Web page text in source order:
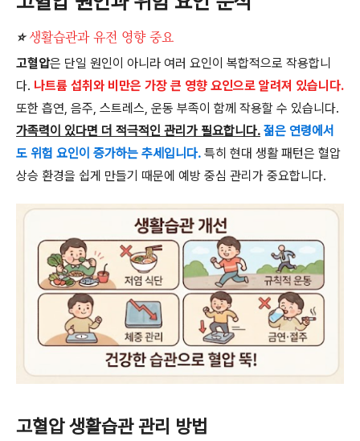
⭐생활습관과 유전 영향 중요
고혈압은 단일 원인이 아니라 여러 요인이 복합적으로 작용합니
다. 나트륨 섭취와 비만은 가장 큰 영향 요인으로 알려져 있습니다.
또한 흡연, 음주, 스트레스, 운동 부족이 함께 작용할 수 있습니다.
가족력이 있다면 더 적극적인 관리가 필요합니다. 젊은 연령에서
도 위험 요인이 증가하는 추세입니다. 특히 현대 생활 패턴은 혈압
상승 환경을 쉽게 만들기 때문에 예방 중심 관리가 중요합니다.
고혈압 생활습관 관리 방법